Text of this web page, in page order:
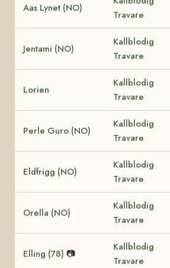
Aas Lynet (NO)
Travare
Jentami (NO)
Kallblodig
Travare
Lorien
Kallblodig
Travare
Perle Guro (NO)
Kallblodig
Travare
Eldfrigg (NO)
Kallblodig
Travare
Orella (NO)
Kallblodig
Travare
Elling (78) 📷
Kallblodig
Travare